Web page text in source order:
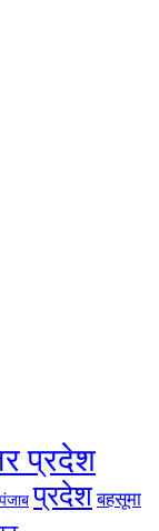
प्रदेश
पंजाब प्रदेश बहसूमा